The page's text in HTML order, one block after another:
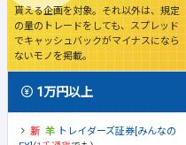
貰える企画を対象。それ以外は、規定
の量のトレードをしても、スプレッド
でキャッシュバックがマイナスになら
ないモノを掲載。
1万円以上
トレイダーズ証券[みんなの